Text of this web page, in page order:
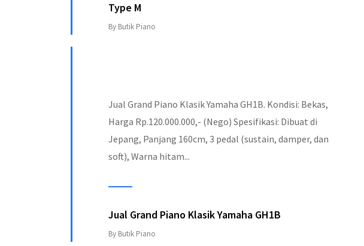
Type M
By Butik Piano
Jual Grand Piano Klasik Yamaha GH1B. Kondisi: Bekas,
Harga Rp.120.000.000,- (Nego) Spesifikasi: Dibuat di
Jepang, Panjang 160cm, 3 pedal (sustain, damper, dan
soft), Warna hitam...
Jual Grand Piano Klasik Yamaha GH1B
By Butik Piano